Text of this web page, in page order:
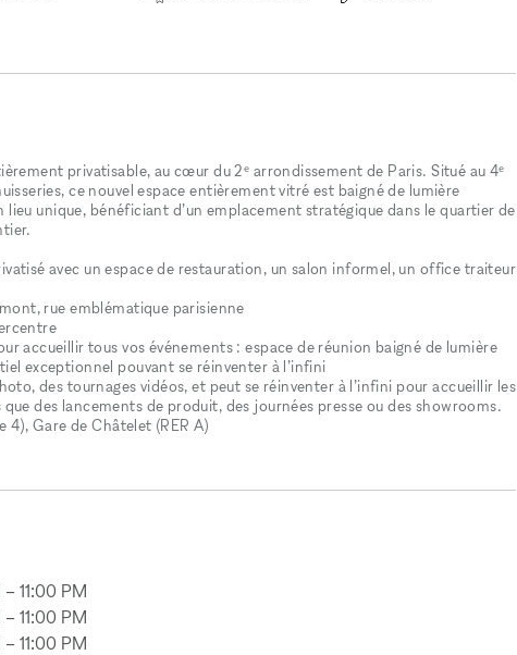
privatisable, au cœur du 2ᵉ arrondissement de Paris. Situé au 4ᵉ
ce nouvel espace entièrement vitré est baigné de lumière
unique, bénéficiant d’un emplacement stratégique dans le quartier de
avec un espace de restauration, un salon informel, un office traiteur
rue emblématique parisienne
accueillir tous vos événements : espace de réunion baigné de lumière
exceptionnel pouvant se réinventer à l’infini
des tournages vidéos, et peut se réinventer à l’infini pour accueillir les
des lancements de produit, des journées presse ou des showrooms.
4), Gare de Châtelet (RER A)
–11:00 PM
–11:00 PM
–11:00 PM